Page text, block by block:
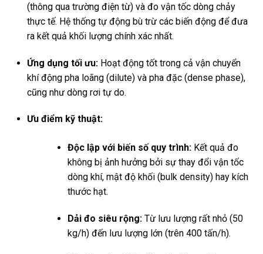
(thông qua trường điện từ) và đo vận tốc dòng chảy
thực tế. Hệ thống tự động bù trừ các biến động để đưa
ra kết quả khối lượng chính xác nhất.
Ứng dụng tối ưu:Hoạt động tốt trong cả vận chuyển
khí động pha loãng (dilute) và pha đặc (dense phase),
cũng như dòng rơi tự do.
Ưu điểm kỹ thuật:
Độc lập với biến số quy trình:Kết quả đo
không bị ảnh hưởng bởi sự thay đổi vận tốc
dòng khí, mật độ khối (bulk density) hay kích
thước hạt.
Dải đo siêu rộng:Từ lưu lượng rất nhỏ (50
kg/h) đến lưu lượng lớn (trên 400 tấn/h).